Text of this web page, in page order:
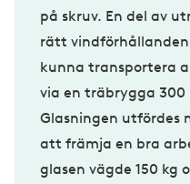
på skruv. En del av
rätt
kunna transportera
via en träbrygga
Glasningen utfördes
att främja en bra
glasen vägde 150 kg